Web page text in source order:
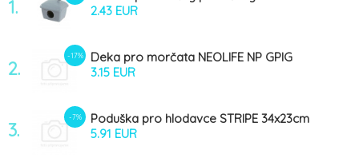
1.
2.43 EUR
2.
-17%
Deka pro morčata NEOLIFE NP GPIG
20x20cm Zolux
3.15 EUR
3.
-7%
Poduška pro hlodavce STRIPE 34x23cm
růžová
5.91 EUR